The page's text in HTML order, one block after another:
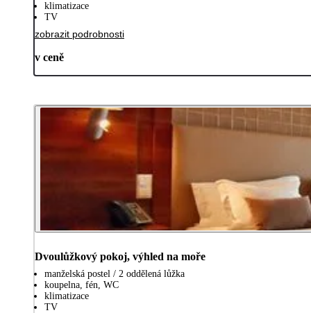
klimatizace
TV
zobrazit podrobnosti
v ceně
Dvoulůžkový pokoj, výhled na moře
manželská postel / 2 oddělená lůžka
koupelna, fén, WC
klimatizace
TV